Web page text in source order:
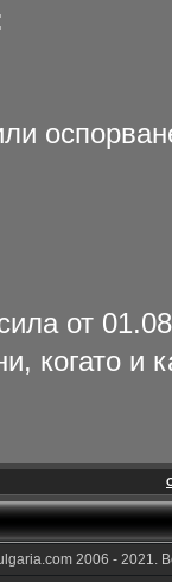
от
когато и
2006 - 2021.